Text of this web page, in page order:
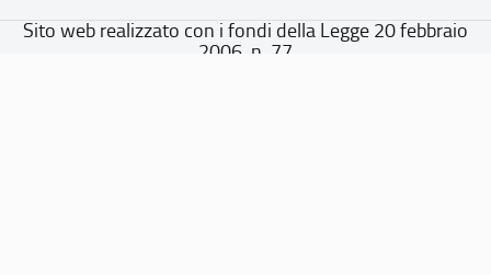
Sito web realizzato con i fondi della Legge 20 febbraio
2006, n. 77